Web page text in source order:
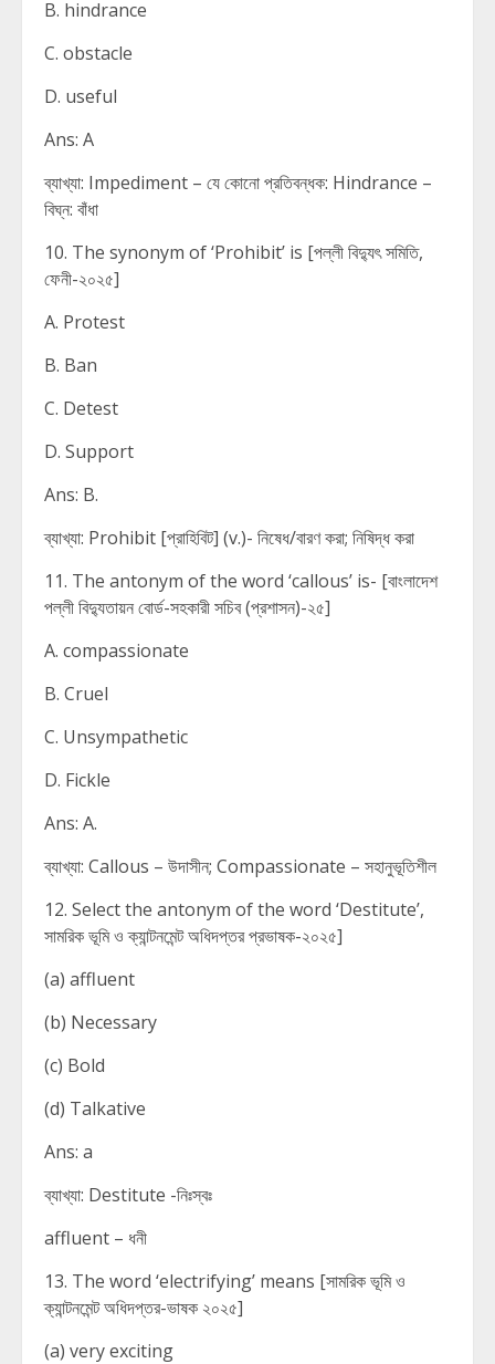
B. hindrance
C. obstacle
D. useful
Ans: A
ব্যাখ্যা: Impediment – যে কোনো প্রতিবন্ধক: Hindrance –
বিঘ্ন: বাঁধা
10. The synonym of ‘Prohibit’ is [পল্লী বিদ্যুৎ সমিতি,
ফেনী-২০২৫]
A. Protest
B. Ban
C. Detest
D. Support
Ans: B.
ব্যাখ্যা: Prohibit [প্রাহিবিট] (v.)- নিষেধ/বারণ করা; নিষিদ্ধ করা
11. The antonym of the word ‘callous’ is- [বাংলাদেশ
পল্লী বিদ্যুতায়ন বোর্ড-সহকারী সচিব (প্রশাসন)-২৫]
A. compassionate
B. Cruel
C. Unsympathetic
D. Fickle
Ans: A.
ব্যাখ্যা: Callous – উদাসীন; Compassionate – সহানুভূতিশীল
12. Select the antonym of the word ‘Destitute’,
সামরিক ভূমি ও ক্যান্টনমেন্ট অধিদপ্তর প্রভাষক-২০২৫]
(a) affluent
(b) Necessary
(c) Bold
(d) Talkative
Ans: a
ব্যাখ্যা: Destitute -নিঃস্বঃ
affluent – ধনী
13. The word ‘electrifying’ means [সামরিক ভূমি ও
ক্যান্টনমেন্ট অধিদপ্তর-ভাষক ২০২৫]
(a) very exciting